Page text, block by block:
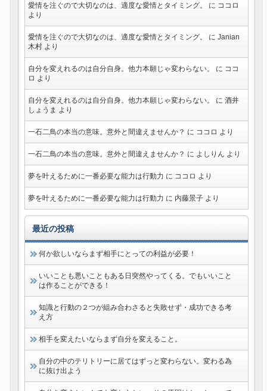
愛情を注ぐので大切なのは、適度な愛情とタイミング。 に ココロ
より
愛情を注ぐので大切なのは、適度な愛情とタイミング。 に Janian
木村より
自分を変えれるのは自分自身。他力本願じゃ変わらない。 に ココ
ロ より
自分を変えれるのは自分自身。他力本願じゃ変わらない。 に 酒井
しょうま より
一石二鳥の本当の意味。意外と間違えませんか？ に ココロ より
一石二鳥の本当の意味。意外と間違えませんか？ に よしりん より
夢を叶えるために一番必要な能力は行動力 に ココロ より
夢を叶えるために一番必要な能力は行動力 に 内藤景子より
最近の投稿
何か欲しいならまず相手にとっての利益が必要！
いいことも悪いこともある日突然やってくる。でもいいこと
は作ることができる！
知識と行動の２つが組み合わさると失敗せず・成功できる考
え方
相手を変えたいならまず自分を変えること。
自分の中のテリトリーに居てはずっと変わらない。変わる為
に抜け出よう